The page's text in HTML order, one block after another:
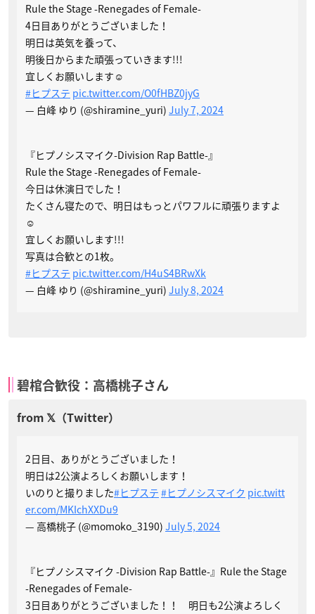
Rule the Stage -Renegades of Female-
4日目ありがとうございました！
明日は英気を養って、
明後日からまた頑張っていきます!!!
宜しくお願いします☺︎︎
#ヒプステ pic.twitter.com/O0fHBZ0jyG
— 白峰 ゆり (@shiramine_yuri) July 7, 2024
『ヒプノシスマイク-Division Rap Battle-』
Rule the Stage -Renegades of Female-
今日は休演日でした！
たくさん寝たので、明日はもっとパワフルに頑張りますよ
☺︎︎
宜しくお願いします!!!
写真は合歓との1枚。
#ヒプステ pic.twitter.com/H4uS4BRwXk
— 白峰 ゆり (@shiramine_yuri) July 8, 2024
碧棺合歓役：高橋桃子さん
2日目、ありがとうございました！
明日は2公演よろしくお願いします！
いのりと撮りました#ヒプステ #ヒプノシスマイク pic.twitt
er.com/MKIchXXDu9
— 高橋桃子 (@momoko_3190) July 5, 2024
『ヒプノシスマイク -Division Rap Battle-』Rule the Stage
-Renegades of Female-
3日目ありがとうございました！！ 明日も2公演よろしく